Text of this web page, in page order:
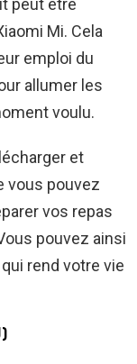
peut être
Mi. Cela
emploi du
allumer les
voulu.
et
vous pouvez
vos repas
pouvez ainsi
rend votre vie